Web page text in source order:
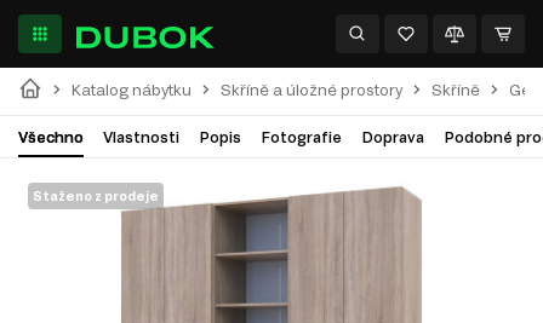
Katalog nábytku Skříně a úložné prostory Skříně
Všechno Vlastnosti Popis Fotografie Doprava Podobné
Staženo z prodeje